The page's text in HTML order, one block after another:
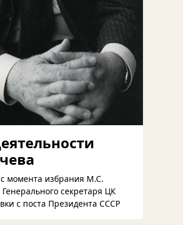
момента избрания М.С.
секретаря ЦК
с поста Президента СССР